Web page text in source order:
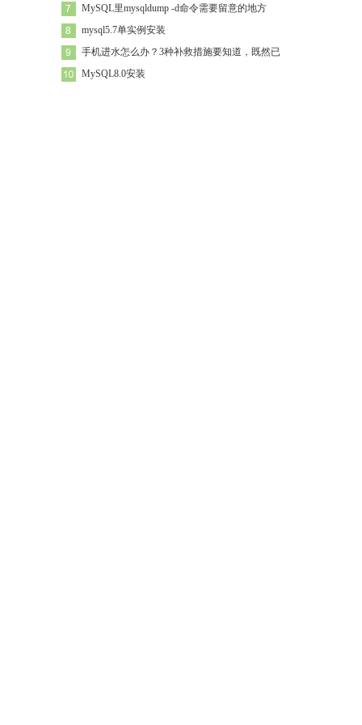
MySQL里mysqldump -d命令需要留意的地方
mysql5.7单实例安装
手机进水怎么办？3种补救措施要知道，既然已
MySQL8.0安装